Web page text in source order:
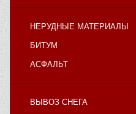
НЕРУДНЫЕ МАТЕРИАЛЫ
БИТУМ
АСФАЛЬТ
ВЫВОЗ СНЕГА